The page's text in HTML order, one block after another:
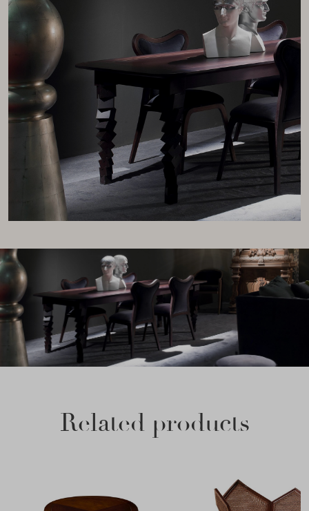
Related products